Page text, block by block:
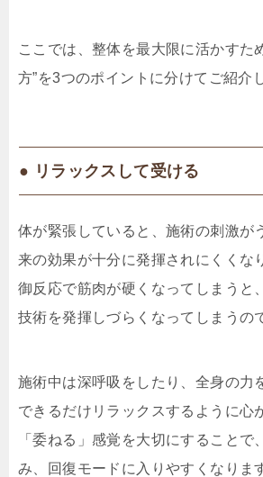
ここでは、整体を最大限に活かすた
方”を3つのポイントに分けてご紹介
● リラックスして受ける
体が緊張していると、施術の刺激が
来の効果が十分に発揮されにくくな
御反応で筋肉が硬くなってしまうと
技術を発揮しづらくなってしまうの
施術中は深呼吸をしたり、全身の力
できるだけリラックスするように心
「委ねる」感覚を大切にすることで
み、回復モードに入りやすくなりま